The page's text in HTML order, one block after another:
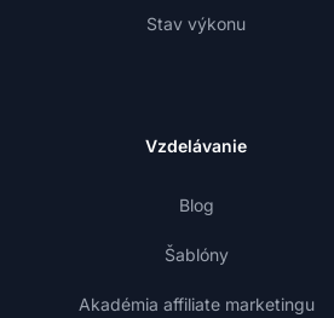
Stav výkonu
Vzdelávanie
Blog
Šablóny
Akadémia affiliate marketingu